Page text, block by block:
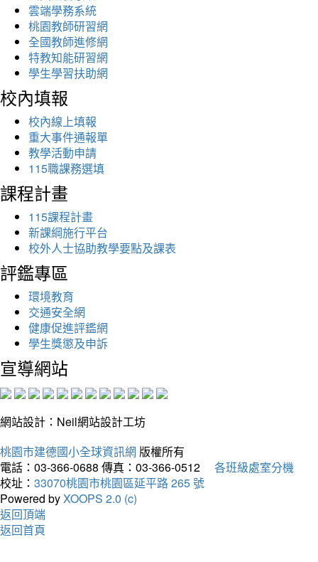
雲端學務系統
桃園教師研習網
全國教師進修網
特教知能研習網
學生學習扶助網
校內填報
校內線上填報
重大事件通報單
教學活動申請
115職課務選填
課程計畫
115課程計畫
新課綱施行平台
校外人士協助教學要點及課表
評鑑專區
環境教育
交通安全網
健康促進評鑑網
學生獎懲及申訴
宣導網站
網站設計：Neil網站設計工坊
桃園市建德國小全球資訊網 版權所有
電話：03-366-0688 傳真：03-366-0512
各班級處室分機
校址： 33070桃園市桃園區延平路 265 號
Powered byXOOPS 2.0 (c)
返回頂端
返回首頁